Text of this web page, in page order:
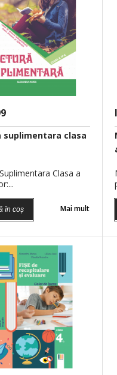
Jocuri
minti istete
suplimentara clasa
Clasa a
în coș Mai mult
EXERCIŢII
SI
CLASA A